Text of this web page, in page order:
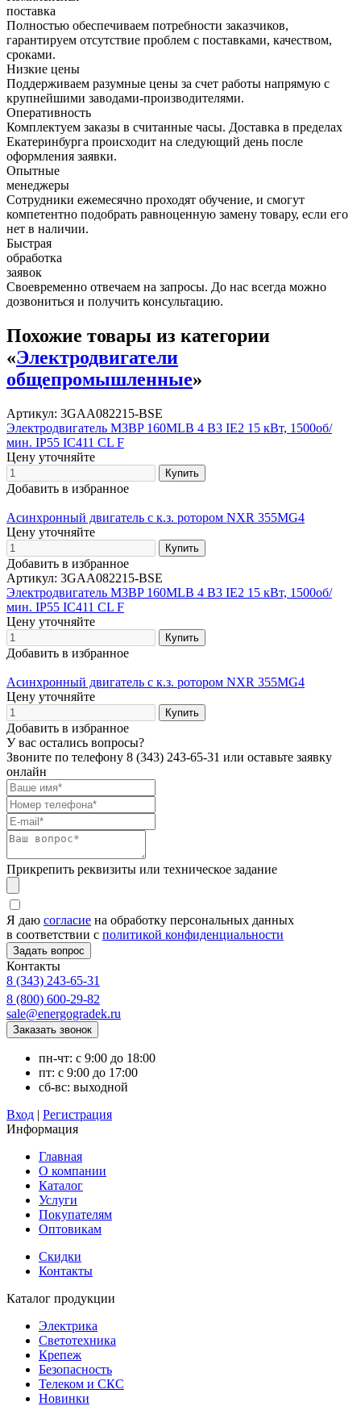
поставка
Полностью обеспечиваем потребности заказчиков,
гарантируем отсутствие проблем с поставками, качеством,
сроками.
Низкие цены
Поддерживаем разумные цены за счет работы напрямую с
крупнейшими заводами-производителями.
Оперативность
Комплектуем заказы в считанные часы. Доставка в пределах
Екатеринбурга происходит на следующий день после
оформления заявки.
Опытные
менеджеры
Сотрудники ежемесячно проходят обучение, и смогут
компетентно подобрать равноценную замену товару, если его
нет в наличии.
Быстрая
обработка
заявок
Своевременно отвечаем на запросы. До нас всегда можно
дозвониться и получить консультацию.
Похожие товары из категории
«Электродвигатели
общепромышленные»
Артикул: 3GAA082215-BSE
Электродвигатель M3BP 160MLB 4 B3 IE2 15 кВт, 1500об/
мин. IP55 IC411 CL F
Цену уточняйте
Добавить в избранное
Асинхронный двигатель с к.з. ротором NXR 355MG4
Цену уточняйте
Добавить в избранное
Артикул: 3GAA082215-BSE
Электродвигатель M3BP 160MLB 4 B3 IE2 15 кВт, 1500об/
мин. IP55 IC411 CL F
Цену уточняйте
Добавить в избранное
Асинхронный двигатель с к.з. ротором NXR 355MG4
Цену уточняйте
Добавить в избранное
У вас остались вопросы?
Звоните по телефону 8 (343) 243-65-31 или оставьте заявку
онлайн
Прикрепить реквизиты или техническое задание
Я даю согласие на обработку персональных данных
в соответствии с политикой конфиденциальности
Контакты
8 (343) 243-65-31
8 (800) 600-29-82
sale@energogradek.ru
пн-чт: с 9:00 до 18:00
пт: с 9:00 до 17:00
сб-вс: выходной
Вход | Регистрация
Информация
Главная
О компании
Каталог
Услуги
Покупателям
Оптовикам
Скидки
Контакты
Каталог продукции
Электрика
Светотехника
Крепеж
Безопасность
Телеком и СКС
Новинки